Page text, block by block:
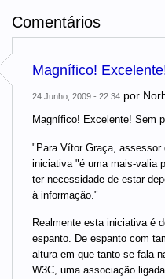
Comentários
Magnífico!
24 Junho, 2009 - 22:34 por
Magnífico! Excelente! Sem
"Para Vítor Graça,
iniciativa "é uma mais-valia
ter necessidade de estar
à informação."
Realmente esta iniciativa é
espanto. De espanto com
altura em que tanto se fala
W3C, uma associação